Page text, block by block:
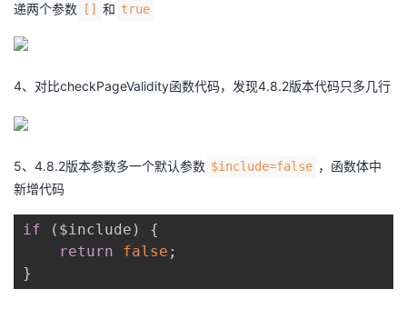
递两个参数
[] 和 true
4、对比checkPageValidity函数代码，发现4.8.2版本代码只多几行
5、4.8.2版本参数多一个默认参数 $include=false ，函数体中
新增代码
if ( $include )
{
return
false ;
}